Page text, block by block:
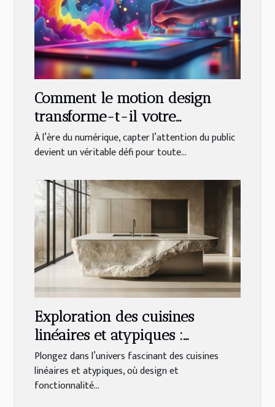
Comment le motion design
transforme-t-il votre
communication visuelle ?
À l’ère du numérique, capter l’attention du public
devient un véritable défi pour toute...
Exploration des cuisines
linéaires et atypiques :
Tendances et matériaux
Plongez dans l’univers fascinant des cuisines
linéaires et atypiques, où design et
fonctionnalité...